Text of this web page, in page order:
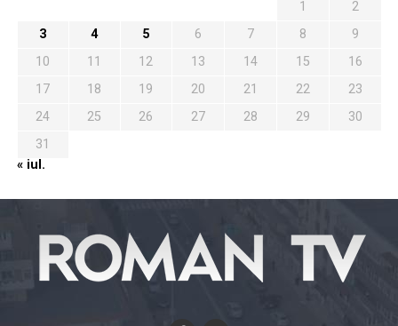
1
2
3
4 5 6 7 8
9
10
11 12 13 14 15
16
17
18 19 20 21 22
23
24
25 26 27 28 29
30
31
« iul.